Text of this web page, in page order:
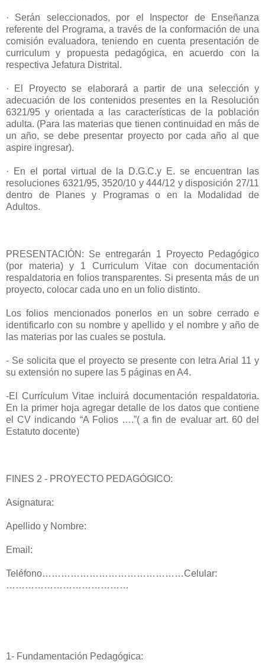
· Serán seleccionados, por el Inspector de Enseñanza
referente del Programa, a través de la conformación de una
comisión evaluadora, teniendo en cuenta presentación de
curriculum y propuesta pedagógica, en acuerdo con la
respectiva Jefatura Distrital.
· El Proyecto se elaborará a partir de una selección y
adecuación de los contenidos presentes en la Resolución
6321/95 y orientada a las características de la población
adulta. (Para las materias que tienen continuidad en más de
un año, se debe presentar proyecto por cada año al que
aspire ingresar).
· En el portal virtual de la D.G.C.y E. se encuentran las
resoluciones 6321/95, 3520/10 y 444/12 y disposición 27/11
dentro de Planes y Programas o en la Modalidad de
Adultos.
PRESENTACIÓN: Se entregarán 1 Proyecto Pedagógico
(por materia) y 1 Curriculum Vitae con documentación
respaldatoria en folios transparentes. Si presenta más de un
proyecto, colocar cada uno en un folio distinto.
Los folios mencionados ponerlos en un sobre cerrado e
identificarlo con su nombre y apellido y el nombre y año de
las materias por las cuales se postula.
- Se solicita que el proyecto se presente con letra Arial 11 y
su extensión no supere las 5 páginas en A4.
-El Currículum Vitae incluirá documentación respaldatoria.
En la primer hoja agregar detalle de los datos que contiene
el CV indicando “A Folios ….”( a fin de evaluar art. 60 del
Estatuto docente)
FINES 2 - PROYECTO PEDAGÓGICO:
Asignatura:
Apellido y Nombre:
Email:
Teléfono………………………………………Celular:
…………………………………
1- Fundamentación Pedagógica: